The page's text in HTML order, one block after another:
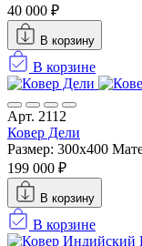
40 000 ₽
В корзину
В корзине
Арт. 2112
Ковер Дели
Размер: 300x400
199 000 ₽
В корзину
В корзине